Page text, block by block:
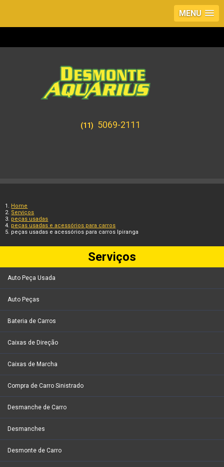
MENU
(11) 5069-2111
Home
Serviços
peças usadas
peças usadas e acessórios para carros
peças usadas e acessórios para carros Ipiranga
Serviços
Auto Peça Usada
Auto Peças
Bateria de Carros
Caixas de Direção
Caixas de Marcha
Compra de Carro Sinistrado
Desmanche de Carro
Desmanches
Desmonte de Carro